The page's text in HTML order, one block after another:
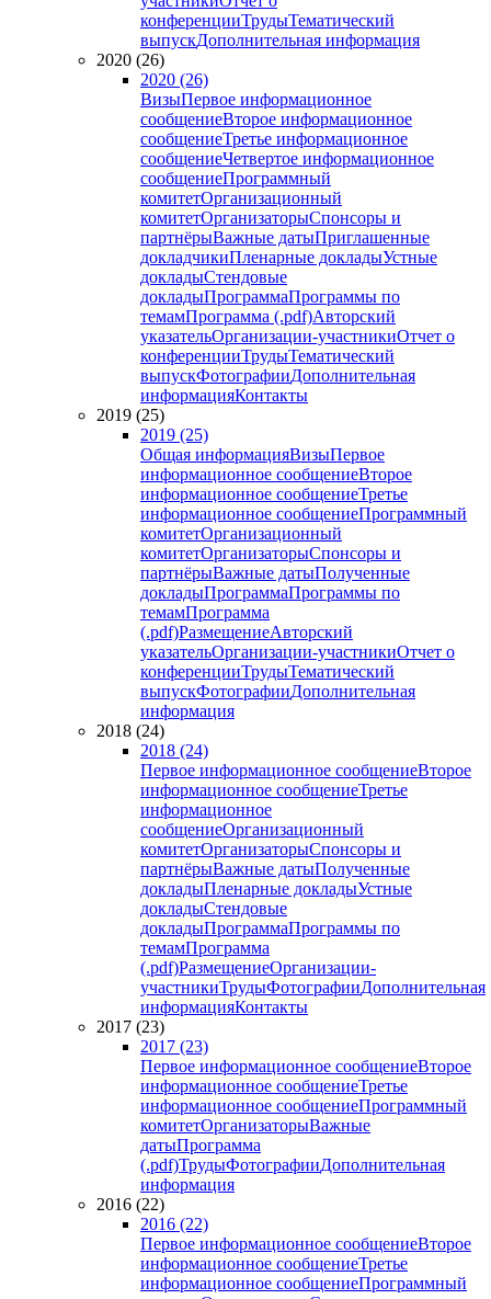
конференцииТрудыТематический
выпускДополнительная информация
2020 (26)
2020 (26)
ВизыПервое информационное
сообщениеВторое информационное
сообщениеТретье информационное
сообщениеЧетвертое информационное
сообщениеПрограммный
комитетОрганизационный
комитетОрганизаторыСпонсоры и
партнёрыВажные датыПриглашенные
докладчикиПленарные докладыУстные
докладыСтендовые
докладыПрограммаПрограммы по
темамПрограмма (.pdf)Авторский
указательОрганизации-участникиОтчет о
конференцииТрудыТематический
выпускФотографииДополнительная
информацияКонтакты
2019 (25)
2019 (25)
Общая информацияВизыПервое
информационное сообщениеВторое
информационное сообщениеТретье
информационное сообщениеПрограммный
комитетОрганизационный
комитетОрганизаторыСпонсоры и
партнёрыВажные датыПолученные
докладыПрограммаПрограммы по
темамПрограмма
(.pdf)РазмещениеАвторский
указательОрганизации-участникиОтчет о
конференцииТрудыТематический
выпускФотографииДополнительная
информация
2018 (24)
2018 (24)
Первое информационное сообщениеВторое
информационное сообщениеТретье
информационное
сообщениеОрганизационный
комитетОрганизаторыСпонсоры и
партнёрыВажные датыПолученные
докладыПленарные докладыУстные
докладыСтендовые
докладыПрограммаПрограммы по
темамПрограмма
(.pdf)РазмещениеОрганизации-
участникиТрудыФотографииДополнительная
информацияКонтакты
2017 (23)
2017 (23)
Первое информационное сообщениеВторое
информационное сообщениеТретье
информационное сообщениеПрограммный
комитетОрганизаторыВажные
датыПрограмма
(.pdf)ТрудыФотографииДополнительная
информация
2016 (22)
2016 (22)
Первое информационное сообщениеВторое
информационное сообщениеТретье
информационное сообщениеПрограммный